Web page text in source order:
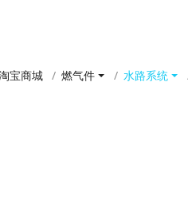
宝商城 燃气件 水路系统